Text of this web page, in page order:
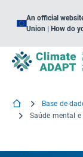
An official
Union | How do
Base de